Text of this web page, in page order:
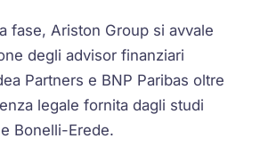
fase, Ariston Group si avvale
degli advisor finanziari
Partners e BNP Paribas oltre
legale fornita dagli studi
Bonelli-Erede.